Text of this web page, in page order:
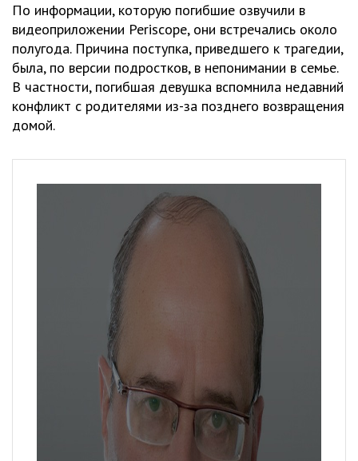
По информации, которую погибшие озвучили в
видеоприложении Periscope, они встречались около
полугода. Причина поступка, приведшего к трагедии,
была, по версии подростков, в непонимании в семье.
В частности, погибшая девушка вспомнила недавний
конфликт с родителями из-за позднего возвращения
домой.